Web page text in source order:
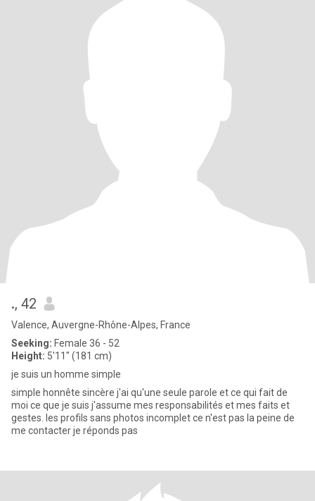
., 42
Valence, Auvergne-Rhône-Alpes, France
Seeking: Female 36 - 52
Height: 5'11" (181 cm)
je suis un homme simple
simple honnête sincère j'ai qu'une seule parole et ce qui fait de
moi ce que je suis j'assume mes responsabilités et mes faits et
gestes. les profils sans photos incomplet ce n'est pas la peine de
me contacter je réponds pas